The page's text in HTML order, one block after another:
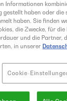
2023 RATGEBER
Informationen
gestellt haben oder die
haben. Sie finden
die Zwecke, für
und die Partner,
in unserer
Cookie-